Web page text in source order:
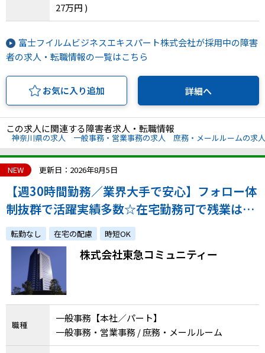
27万円 )
富士フイルムビジネスエキスパート株式会社が採用中の障害
者の求人・転職情報の一覧はこちら
お気に入り追加 詳細へ
この求人に関連する障害者求人・転職情報
神奈川県の求人 一般事務・営業事務の求人 庶務・メールルームの求人
NEW 更新日：2026年8月5日
【週30時間勤務／業界大手で安心】フォロー体
制抜群で活躍実績多数☆在宅勤務可で残業は基
本的になし！あなたの事務経験を活かしません
か？
転勤なし 在宅の配慮 時短OK
株式会社東急コミュニティー
職種
一般事務【本社／パート】
一般事務・営業事務 / 庶務・メールルーム